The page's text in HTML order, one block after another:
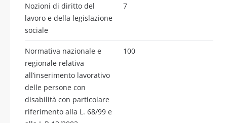
Nozioni di diritto del
lavoro e della legislazione
sociale
7
Normativa nazionale e
regionale relativa
all’inserimento lavorativo
delle persone con
disabilità con particolare
riferimento alla L. 68/99 e
100